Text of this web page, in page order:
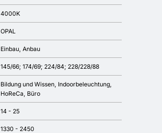
4000K
OPAL
Einbau Anbau
145/66; 174/69; 224/84; 228/228/88
Bildung und Wissen Indoorbeleuchtung
HoReCa Büro
14 - 25
1330 - 2450